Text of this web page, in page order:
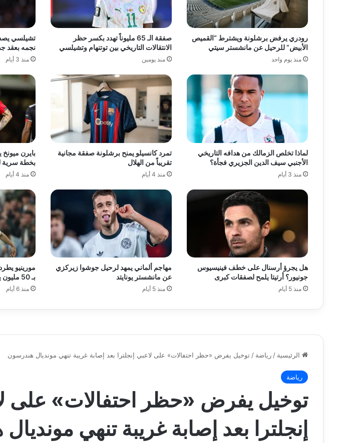
رودري يرفض برشلونة ويشترط “القميص
الأبيض” للرحيل عن مانشستر سيتي
منذ يوم واحد
صفقة الـ 65 مليوناً تهدد بكسر حظر
الانتقالات التاريخي بين توتنهام وتشيلسي
منذ يومين
تشيلسي
نجمه بعقد
منذ 3 أيام
لماذا تخلص الزمالك من هدافه التاريخي
الأجنبي سيف الدين الجزيري فجأة؟
منذ 3 أيام
تمرد كانسيلو يمنح برشلونة صفقة مجانية
تقريباً من الهلال
منذ 4 أيام
بايرن ميونخ
بخطة سرية
منذ 4 أيام
هل يجرؤ أرسنال على خطف فينيسيوس
جونيور؟ أرتيتا يلمح لصفقات كبرى
منذ 5 أيام
مهاجم ألماني يمهد لرحيل جوشوا زيركزي
عن مانشستر يونايتد
منذ 5 أيام
مورينيو
بـ 50 مليون يورو
منذ 6 أيام